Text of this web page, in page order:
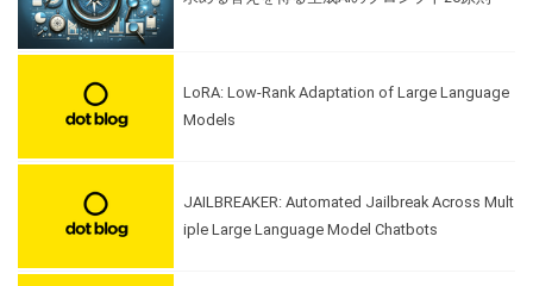
LoRA: Low-Rank Adaptation of Large Language
Models
JAILBREAKER: Automated Jailbreak Across Mult
iple Large Language Model Chatbots